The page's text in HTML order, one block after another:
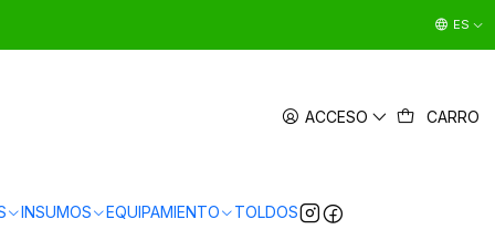
ACCESO CARRO
INSUMOS EQUIPAMIENTO TOLDOS
ES
CON PEDAL 50 L SOIN
24 hrs en Santiagoy a provincias por pagar